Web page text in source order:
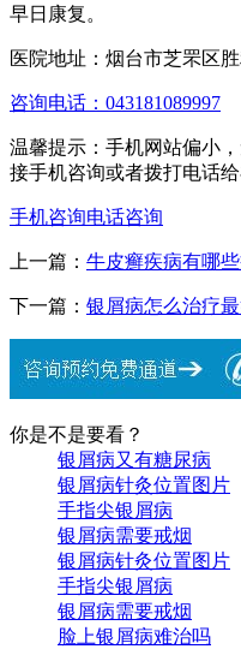
早日康复。
医院地址：烟台市芝罘区
咨询电话：043181089997
温馨提示：手机网站偏小
接手机咨询或者拨打电话
手机咨询电话咨询
上一篇： 牛皮癣疾病有哪
下一篇： 银屑病怎么治疗
你是不是要看？
银屑病又有糖尿病
银屑病针灸位置图片
手指尖银屑病
银屑病需要戒烟
银屑病针灸位置图片
手指尖银屑病
银屑病需要戒烟
脸上银屑病难治吗